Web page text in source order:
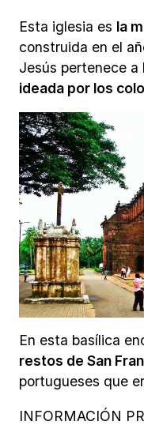
Esta iglesia es la
construida en el
Jesús pertenece a
ideada por los
En esta basílica
restos de San
portugueses que
INFORMACIÓN